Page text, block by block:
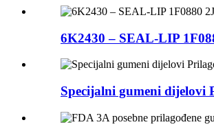
6K2430 – SEAL-LIP
Specijalni gumeni dijelovi